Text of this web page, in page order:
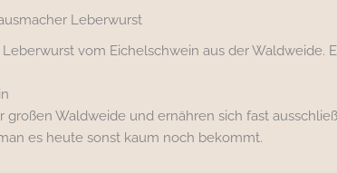
Leberwurst
vom Eichelschwein aus der Waldweide.
Waldweide und ernähren sich fast
es heute sonst kaum noch bekommt.